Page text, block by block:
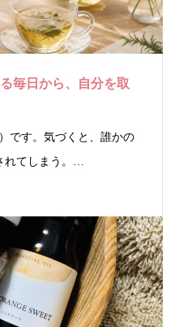
毎日から、自分を取
です。気づくと、誰かの
れてしまう。…